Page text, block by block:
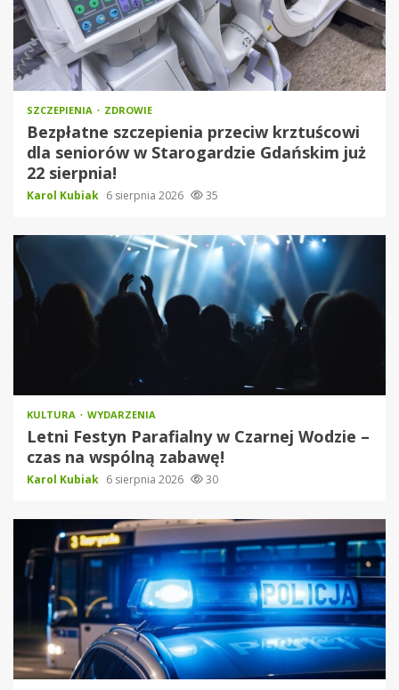
SZCZEPIENIA ZDROWIE
Bezpłatne szczepienia przeciw krztuścowi
dla seniorów w Starogardzie Gdańskim już
22 sierpnia!
Karol Kubiak 6 sierpnia 2026 35
KULTURA WYDARZENIA
Letni Festyn Parafialny w Czarnej Wodzie –
czas na wspólną zabawę!
Karol Kubiak 6 sierpnia 2026 30